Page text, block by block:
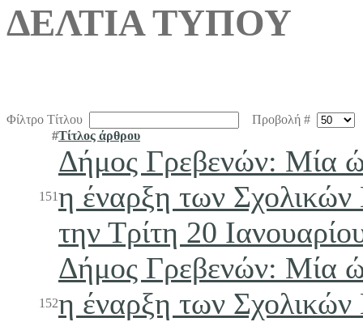
ΔΕΛΤΙΑ ΤΥΠΟΥ
Φίλτρο Τίτλου
Προβολή #
#Τίτλος άρθρου
151
Δήμος Γρεβενών: Μία
η έναρξη των
την Τρίτη 20
152
Δήμος Γρεβενών: Μία
η έναρξη των